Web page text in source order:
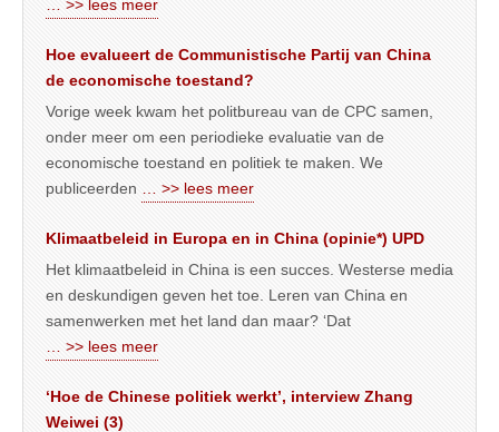
… >> lees meer
Hoe evalueert de Communistische Partij van China
de economische toestand?
Vorige week kwam het politbureau van de CPC samen,
onder meer om een periodieke evaluatie van de
economische toestand en politiek te maken. We
publiceerden
… >> lees meer
Klimaatbeleid in Europa en in China (opinie*) UPD
Het klimaatbeleid in China is een succes. Westerse media
en deskundigen geven het toe. Leren van China en
samenwerken met het land dan maar? ‘Dat
… >> lees meer
‘Hoe de Chinese politiek werkt’, interview Zhang
Weiwei (3)